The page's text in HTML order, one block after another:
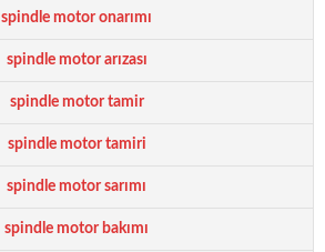
spindle motor onarımı
spindle motor arızası
spindle motor tamir
spindle motor tamiri
spindle motor sarımı
spindle motor bakımı